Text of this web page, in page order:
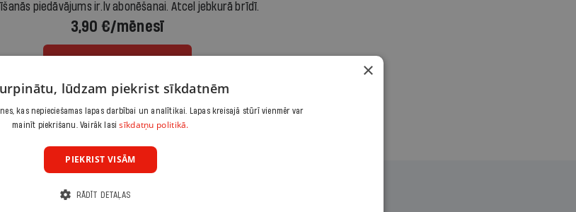
piedāvājums ir.lv abonēšanai. Atcel jebkurā brīdī.
3,90 €/mēnesī
Citas abonēšanas iespējas meklē šeit
×
lūdzam piekrist sīkdatnēm
kas nepieciešamas lapas darbībai un analītikai. Lapas kreisajā stūrī vienmēr var
mainīt piekrišanu. Vairāk lasisīkdatņu politikā.
PIEKRIST VISĀM
RĀDĪT DETAĻAS